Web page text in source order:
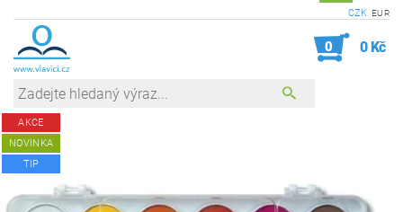
CZK EUR
0 0 Kč
AKCE
NOVINKA
TIP